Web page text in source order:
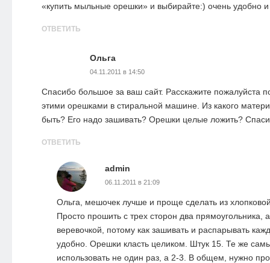
«купить мыльные орешки» и выбирайте:) очень удобно
ОТВЕТИТЬ
Ольга
04.11.2011 в 14:50
Спасибо большое за ваш сайт. Расскажите пожалуйста
этими орешками в стиральной машине. Из какого
быть? Его надо зашивать? Орешки целые ложить?
ОТВЕТИТЬ
admin
06.11.2011 в 21:09
Ольга, мешочек лучше и проще сделать из
Просто прошить с трех сторон два прямоугольника,
веревочкой, потому как зашивать и распарывать
удобно. Орешки класть целиком. Штук 15. Те же
использовать не один раз, а 2-3. В общем, нужно